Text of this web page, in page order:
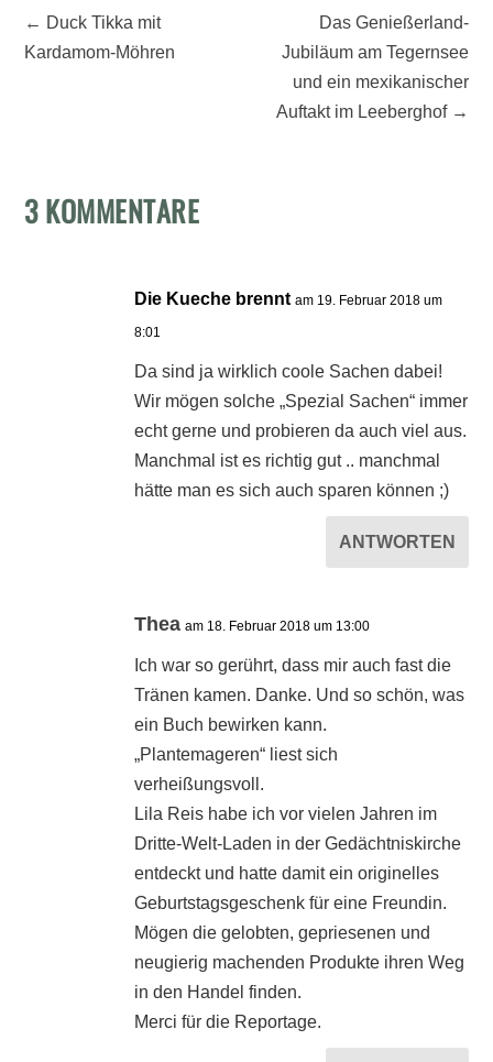
← Duck Tikka mit
Kardamom-Möhren
Das Genießerland-
Jubiläum am Tegernsee
und ein mexikanischer
Auftakt im Leeberghof→
3 KOMMENTARE
Die Kueche brennt am 19. Februar 2018 um
8:01
Da sind ja wirklich coole Sachen dabei!
Wir mögen solche „Spezial Sachen“ immer
echt gerne und probieren da auch viel aus.
Manchmal ist es richtig gut .. manchmal
hätte man es sich auch sparen können ;)
ANTWORTEN
Thea am 18. Februar 2018 um 13:00
Ich war so gerührt, dass mir auch fast die
Tränen kamen. Danke. Und so schön, was
ein Buch bewirken kann.
„Plantemageren“ liest sich
verheißungsvoll.
Lila Reis habe ich vor vielen Jahren im
Dritte-Welt-Laden in der Gedächtniskirche
entdeckt und hatte damit ein originelles
Geburtstagsgeschenk für eine Freundin.
Mögen die gelobten, gepriesenen und
neugierig machenden Produkte ihren Weg
in den Handel finden.
Merci für die Reportage.